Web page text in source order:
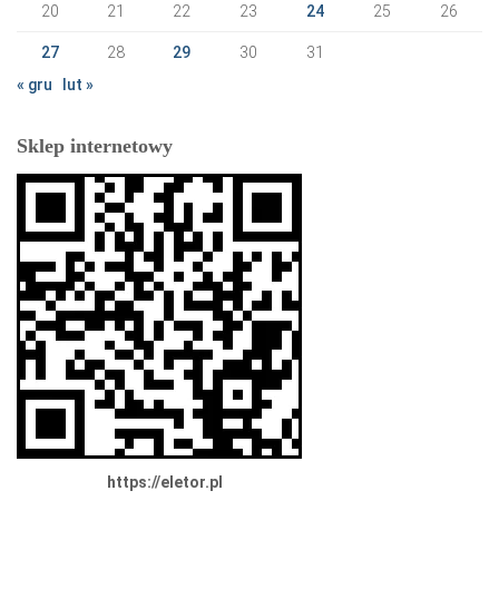
20 21 22 23 24 25 26
27 28 29 30
31
« gru
lut »
Sklep internetowy
https://eletor.pl